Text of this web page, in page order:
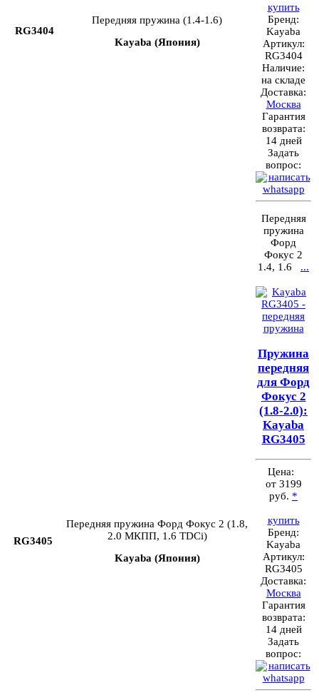
RG3404
Передняя пружина (1.4-1.6)
Kayaba (Япония)
купить
Бренд:
Kayaba
Артикул:
RG3404
Наличие:
на складе
Доставка:
Москва
Гарантия
возврата:
14 дней
Задать
вопрос:
Передняя
пружина
Форд
Фокус 2
1.4, 1.6 ...
RG3405
Передняя пружина Форд Фокус 2 (1.8,
2.0 МКПП, 1.6 TDCi)
Kayaba (Япония)
Пружина
передняя
для Форд
Фокус 2
(1.8-2.0):
Kayaba
RG3405
Цена:
от 3199
руб. *
купить
Бренд:
Kayaba
Артикул:
RG3405
Доставка:
Москва
Гарантия
возврата:
14 дней
Задать
вопрос: